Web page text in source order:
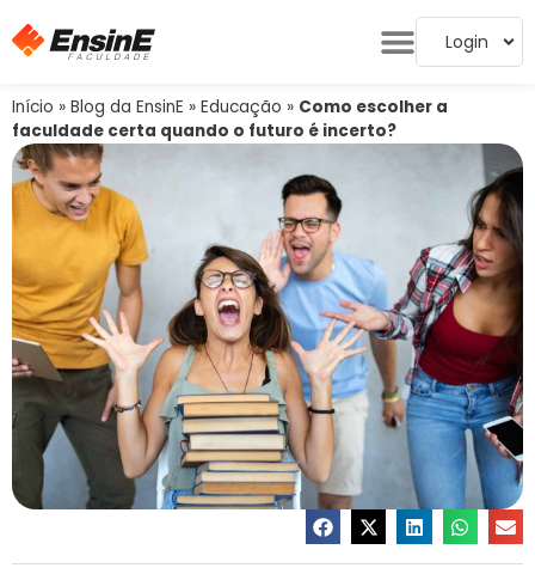
Login
Início » Blog da EnsinE » Educação » Como escolher a
faculdade certa quando o futuro é incerto?